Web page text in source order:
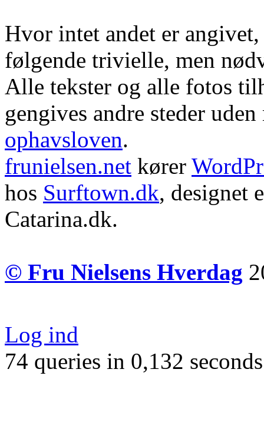
Hvor intet andet er
følgende trivielle, men
Alle tekster og alle fotos
gengives andre steder
ophavsloven.
frunielsen.net kører
hos Surftown.dk, designet
Catarina.dk.
© Fru Nielsens Hverdag
Log ind
74 queries in 0,132